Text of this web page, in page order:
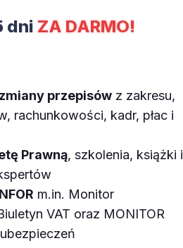
dni ZA DARMO!
przepisówz zakresu,
rachunkowości, kadr, płac i
Prawną, szkolenia, książki i
m.in. Monitor
VAT oraz MONITOR